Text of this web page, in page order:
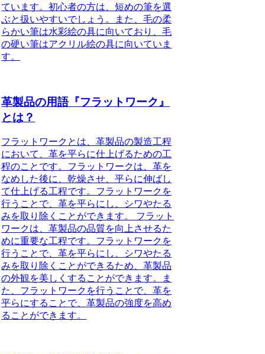
ています。初心者の方は、短めの筆を選
ぶと扱いやすいでしょう。また、毛の柔
らかい筆は水彩絵の具に向いており、毛
の硬い筆はアクリル絵の具に向いていま
す。
革製品の用語『フラットワーク』
とは？
フラットワークとは、革製品の製造工程
において、革を平らに仕上げるための工
程のことです。フラットワークは、革を
なめした後に、乾燥させ、平らに伸ばし
て仕上げる工程です。フラットワークを
行うことで、革を平らにし、シワやたる
みを取り除くことができます。 フラット
ワークは、革製品の品質を向上させるた
めに重要な工程です。フラットワークを
行うことで、革を平らにし、シワやたる
みを取り除くことができるため、革製品
の外観を美しくすることができます。ま
た、フラットワークを行うことで、革を
平らにすることで、革製品の強度を高め
ることができます。